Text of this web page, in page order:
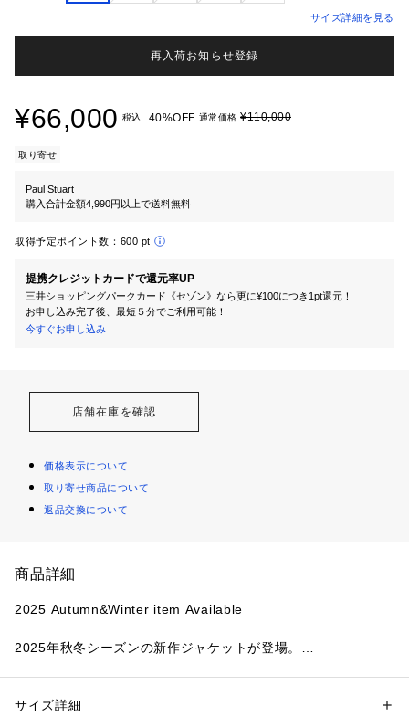
サイズ詳細を見る
再入荷お知らせ登録
¥66,000 税込 40%OFF 通常価格 ¥110,000
取り寄せ
Paul Stuart
購入合計金額4,990円以上で送料無料
取得予定ポイント数： 600 pt
提携クレジットカードで還元率UP
三井ショッピングパークカード《セゾン》なら更に¥100につき1pt還元！
お申し込み完了後、最短５分でご利用可能！
今すぐお申し込み
店舗在庫を確認
価格表示について
取り寄せ商品について
返品交換について
商品詳細
2025 Autumn&Winter item Available
2025年秋冬シーズンの新作ジャケットが登場。
通常は梳毛挽きされるケースの多いSP120'sの高価値原毛を贅
性別：メンズ
サイズ詳細